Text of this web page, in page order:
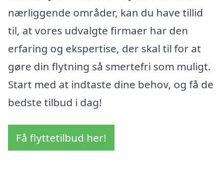
nærliggende områder, kan du have tillid
til, at vores udvalgte firmaer har den
erfaring og ekspertise, der skal til for at
gøre din flytning så smertefri som muligt.
Start med at indtaste dine behov, og få de
bedste tilbud i dag!
Få flyttetilbud her!